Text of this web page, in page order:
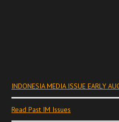
INDONESIA MEDIA ISSUE EARLY
Read Past IM Issues